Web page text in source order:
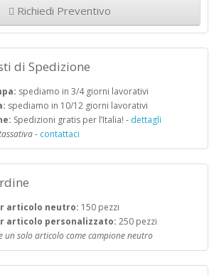
Richiedi Preventivo
di Spedizione
spediamo in 3/4 giorni lavorativi
spediamo in 10/12 giorni lavorativi
Spedizioni gratis per l’Italia! - dettagli
- contattaci
articolo neutro: 150 pezzi
articolo personalizzato: 250 pezzi
un solo articolo come campione neutro